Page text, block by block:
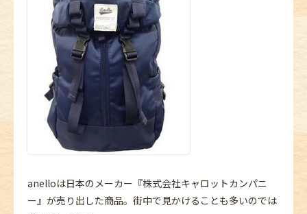
anelloは日本のメーカー『株式会社キャロットカンパニ
ー』が売り出した商品。街中で見かけることも多いのでは